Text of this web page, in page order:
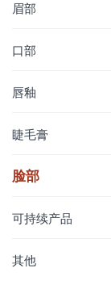
眉部
口部
唇釉
睫毛膏
脸部
可持续产品
其他